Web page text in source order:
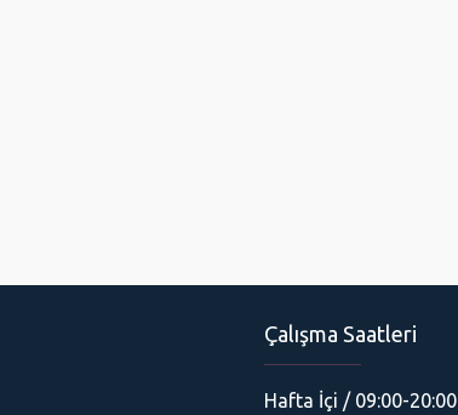
Çalışma Saatleri
Hafta İçi / 09:00-20:00